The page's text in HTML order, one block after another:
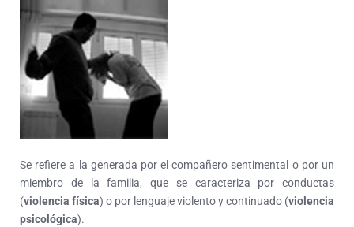
Se refiere a la generada por el compañero sentimental o por un
miembro de la familia, que se caracteriza por conductas
(violencia física) o por lenguaje violento y continuado (violencia
psicológica).